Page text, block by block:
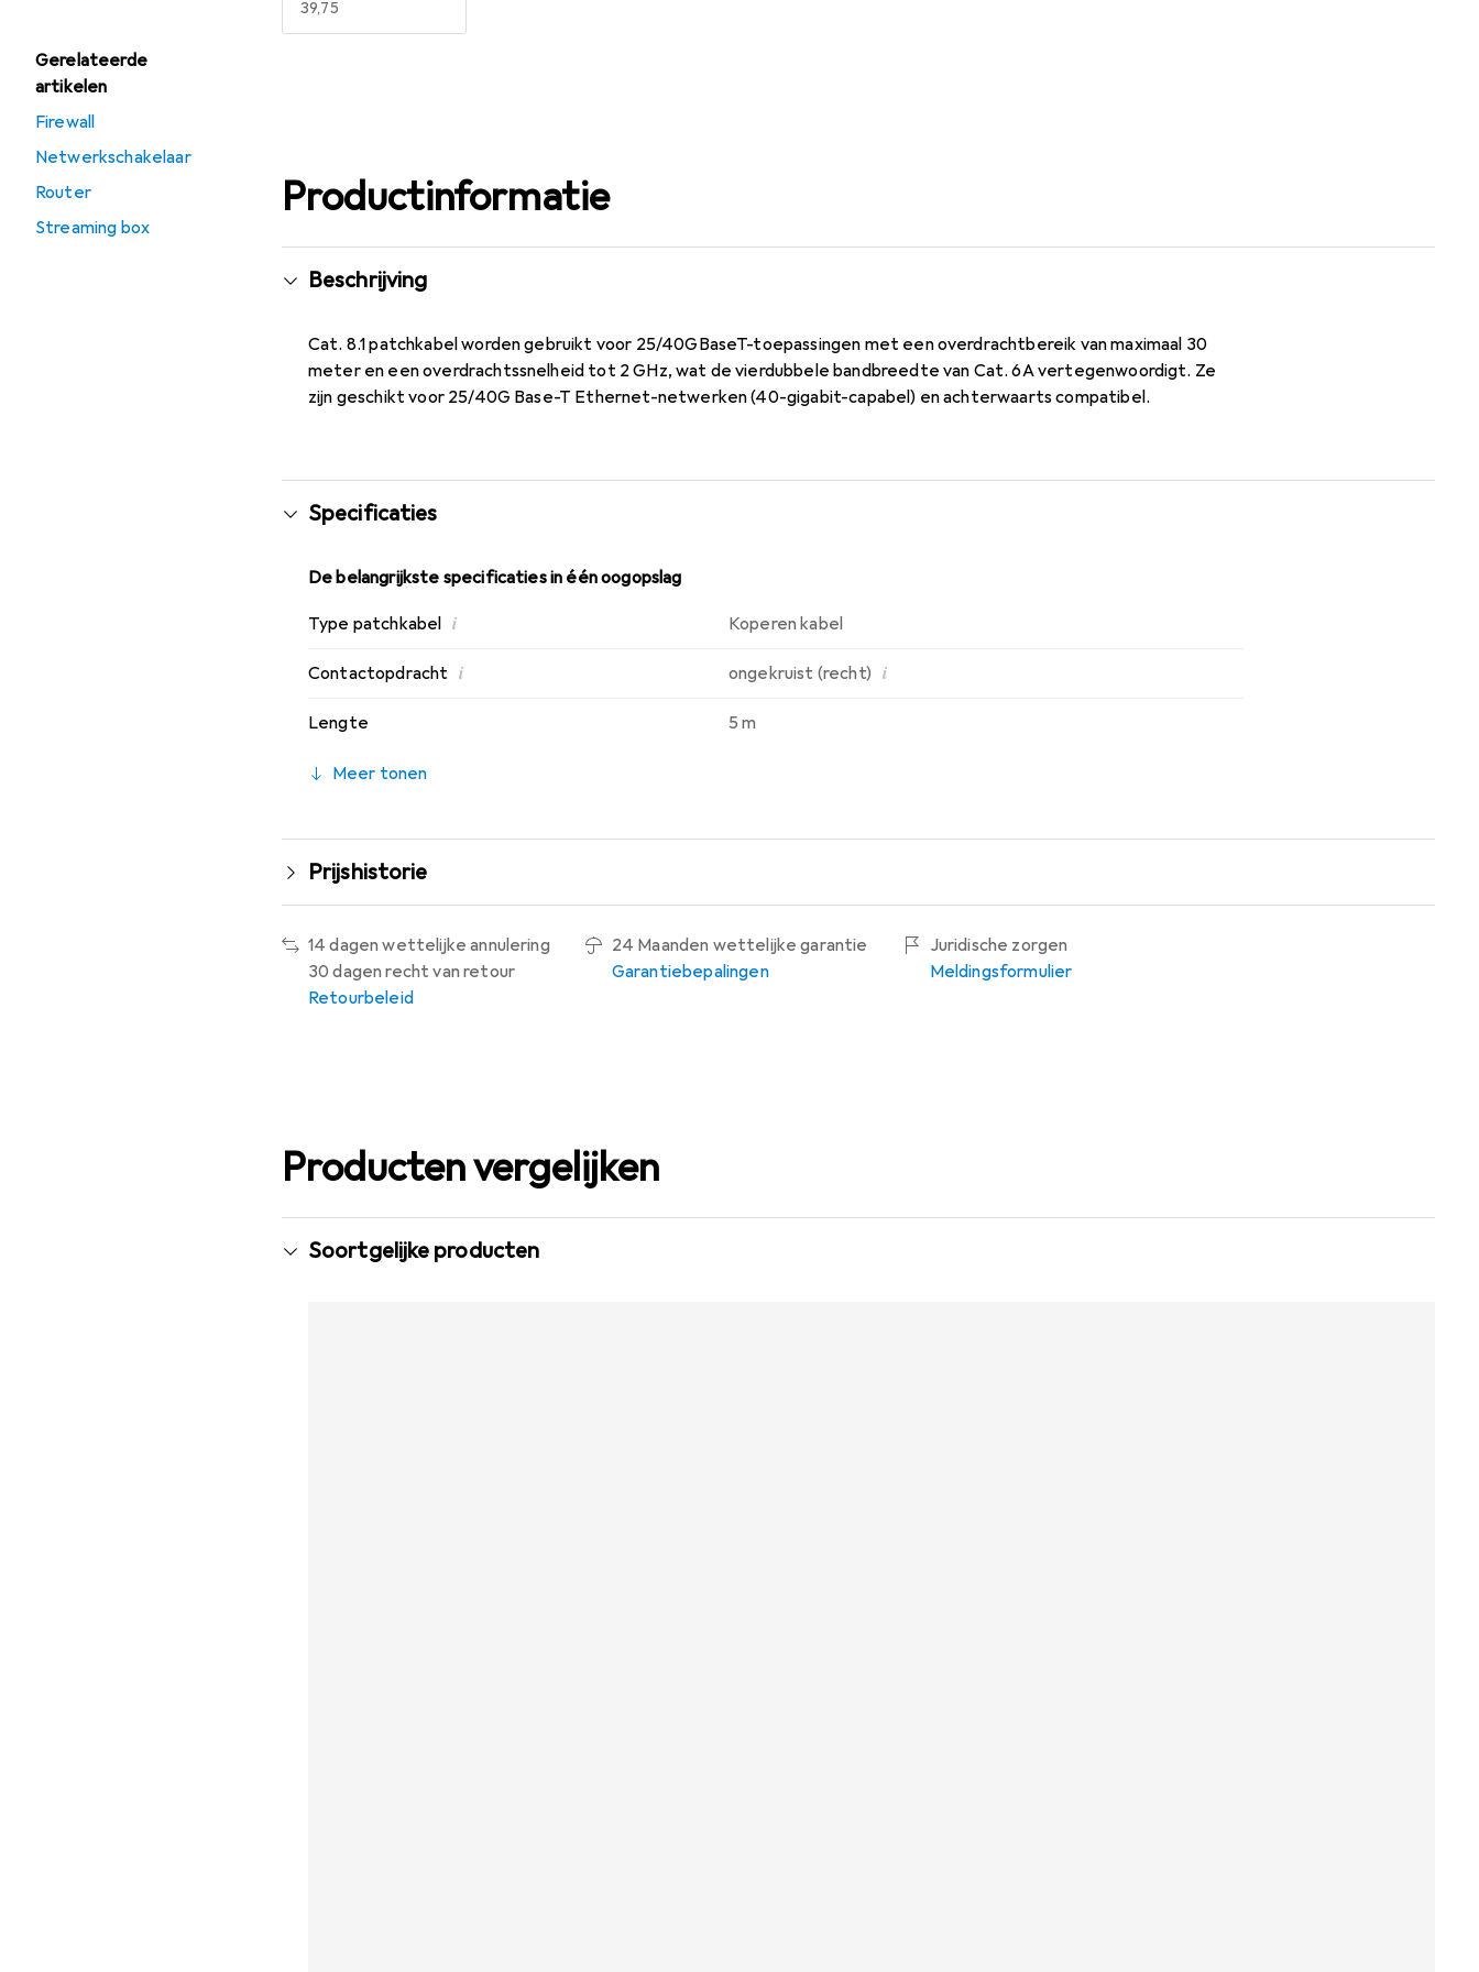
Gerelateerde
artikelen
Firewall
Netwerkschakelaar
Router
Streaming box
EUR
39,75
Productinformatie
Beschrijving
Cat. 8.1 patchkabel worden gebruikt voor 25/40GBaseT-toepassingen met een overdrachtbereik van maximaal 30
meter en een overdrachtssnelheid tot 2 GHz, wat de vierdubbele bandbreedte van Cat. 6A vertegenwoordigt. Ze
zijn geschikt voor 25/40G Base-T Ethernet-netwerken (40-gigabit-capabel) en achterwaarts compatibel.
Specificaties
De belangrijkste specificaties in één oogopslag
Type patchkabel i Koperen kabel
Contactopdracht i ongekruist (recht) i
Lengte 5 m
Meer tonen
Prijshistorie
14 dagen wettelijke annulering
30 dagen recht van retour
Retourbeleid
24 Maanden wettelijke garantie
Garantiebepalingen
Juridische zorgen
Meldingsformulier
Producten vergelijken
Soortgelijke producten